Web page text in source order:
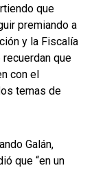
que
premiando a
y la Fiscalía
que
con el
temas de
Galán,
que “en un